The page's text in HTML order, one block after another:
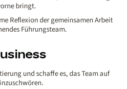
bringt.
Reflexion der gemeinsamen Arbeit
Führungsteam.
und schaffe es, das Team auf